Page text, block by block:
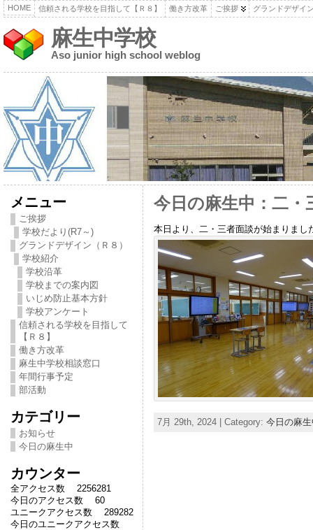
HOME 信頼される学校を目指して【Ｒ８】 働き方改革 ご挨拶 グランドデザイ
麻生中学校
Aso junior high school weblog
メニュー
ご挨拶
学校だより(R7～)
グランドデザイン（Ｒ８）
学校紹介
学校沿革
学校までの案内図
いじめ防止基本方針
学校アンケート
信頼される学校を目指して
【Ｒ８】
働き方改革
麻生中学校相談窓口
年間行事予定
部活動
カテゴリー
お知らせ
今日の麻生中
カウンター
全アクセス数 2256281
今日のアクセス数 60
ユニークアクセス数 289282
今日のユニークアクセス数
今日の麻生中：二・
本日より、二・三者面談が始まりま
7月 29th, 2024 | Category: 今日の麻